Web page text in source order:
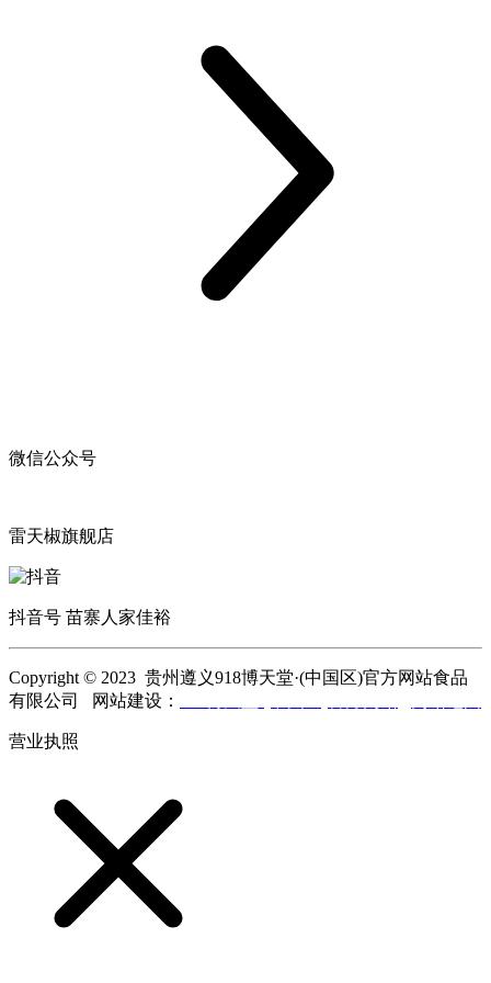
微信公众号
雷天椒旗舰店
抖音号 苗寨人家佳裕
Copyright © 2023 贵州遵义918博天堂·(中国区)官方网站食品
有限公司 网站建设：
营业执照